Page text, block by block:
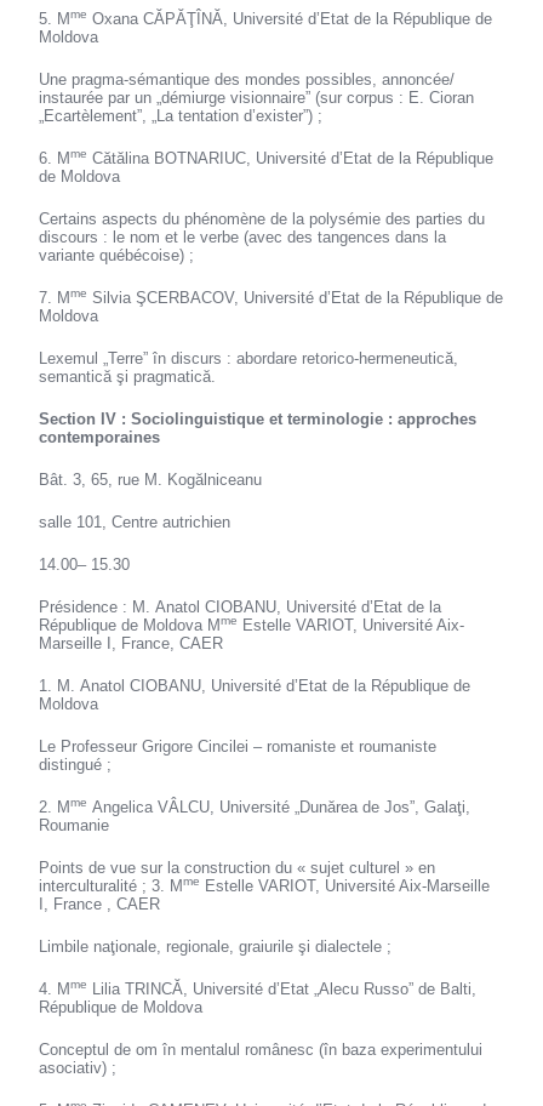
5. Mme Oxana CĂPĂŢÎNĂ, Université d’Etat de la République de
Moldova
Une pragma-sémantique des mondes possibles, annoncée/
instaurée par un „démiurge visionnaire” (sur corpus : E. Cioran
„Ecartèlement”, „La tentation d’exister”) ;
6. Mme Cătălina BOTNARIUC, Université d’Etat de la République
de Moldova
Certains aspects du phénomène de la polysémie des parties du
discours : le nom et le verbe (avec des tangences dans la
variante québécoise) ;
7. Mme Silvia ŞCERBACOV, Université d’Etat de la République de
Moldova
Lexemul „Terre” în discurs : abordare retorico-hermeneutică,
semantică şi pragmatică.
Section IV : Sociolinguistique et terminologie : approches
contemporaines
Bât. 3, 65, rue M. Kogălniceanu
salle 101, Centre autrichien
14.00– 15.30
Présidence : M. Anatol CIOBANU, Université d’Etat de la
République de Moldova Mme
Estelle VARIOT, Université Aix-
Marseille I, France, CAER
1. M. Anatol CIOBANU, Université d’Etat de la République de
Moldova
Le Professeur Grigore Cincilei – romaniste et roumaniste
distingué ;
2. Mme Angelica VÂLCU, Université „Dunărea de Jos”, Galaţi,
Roumanie
Points de vue sur la construction du « sujet culturel » en
interculturalité ; 3. Mme
Estelle VARIOT, Université Aix-Marseille
I, France , CAER
Limbile naţionale, regionale, graiurile şi dialectele ;
4. Mme
Lilia TRINCĂ, Université d’Etat „Alecu Russo” de Balti,
République de Moldova
Conceptul de om în mentalul românesc (în baza experimentului
asociativ) ;